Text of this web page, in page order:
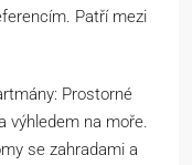
Patří mezi
Prostorné
výhledem na moře.
se zahradami a